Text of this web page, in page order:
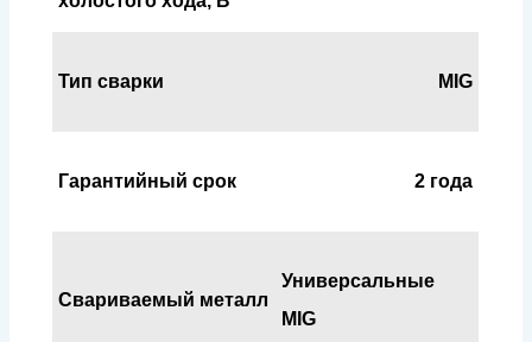
Тип сварки MIG
Гарантийный срок 2 года
Свариваемый металл
Универсальные
MIG